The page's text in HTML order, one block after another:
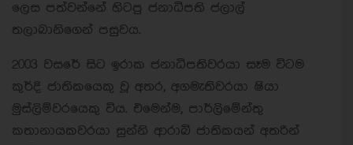
ලෙස පත්වන්නේ හිටපු ජනාධිපති ජලාල්
තලාබානිගෙන් පසුවය.
2003 වසරේ සිට ඉරාක ජනාධිපතිවරයා සෑම විටම
කුර්දි ජාතිකයෙකු වූ අතර, අගමැතිවරයා ෂියා
මුස්ලිම්වරයෙකු විය. එමෙන්ම, පාර්ලිමේන්තු
කතානායකවරයා සුන්නි ආරාබි ජාතිකයන් අතරින්